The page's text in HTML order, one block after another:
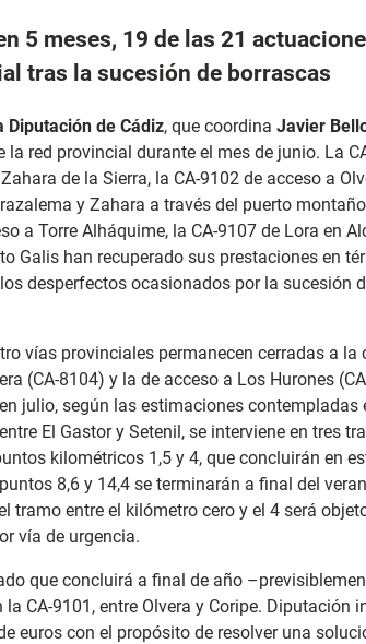
5 meses, 19 de las 21
tras la sucesión de borrascas
Diputación de Cádiz, que coordina Javier
la red provincial durante el mes de junio. La
de la Sierra, la CA-9102 de acceso a
y Zahara a través del puerto
a Torre Alháquime, la CA-9107 de Lora en
Galis han recuperado sus prestaciones en
desperfectos ocasionados por la sucesión
vías provinciales permanecen cerradas a la
(CA-8104) y la de acceso a Los Hurones
julio, según las estimaciones contempladas
El Gastor y Setenil, se interviene en tres
kilométricos 1,5 y 4, que concluirán en
8,6 y 14,4 se terminarán a final del
tramo entre el kilómetro cero y el 4 será
vía de urgencia.
que concluirá a final de año
CA-9101, entre Olvera y Coripe. Diputación
euros con el propósito de resolver una